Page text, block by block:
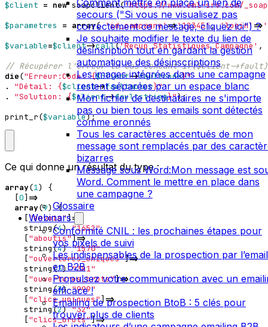
Comment mettre en place un lien de
secours ("Si vous ne visualisez pas
correctement ce message, cliquez ici") ?
Je souhaite modifier le texte du lien de
désinsription tout en gardant la gestion
automatique des désinscriptions
Les images intégrées dans une campagne
restent séparées par un espace blanc
Mon fichier de destinataires ne s'importe
pas ou bien tous les emails sont détectés
comme eronnés
Tous les caractères accentués de mon
message sont remplacés par des
bizarres
Message sous Word:Mon message est
Word. Comment le mettre en place dans
une campagne ?
Glossaire
Webinars
Conformité CNIL : les prochaines étapes pour
vos pixels de suivi
Les indispensables de la prospection par l’email
en B2B
Propulsez votre communication avec un
efficace !
Emailing de prospection BtoB : 5 clés pour
trouver plus de clients
$client = new soapclient('https://www.eml-srv.com/
$parametres
= array( 'id_campagne'=>'12345', 'login' =>
$variable=$client->call('Recup_Statistiques_Campagne' ,
die("Erreur:Code: {$client->faultcode}"
.
"Détail: {$client->faultactor}"
.
"Solution: {$client->faultstring}");
print_r($variable);
Ce qui donne un résultat du type :
array(1)
{
[0] =>
array(9)
{
["envois"]=>
string(4) "1652"
["aboutis"]=>
string(4) "1570"
["ouvertures_uniques"]=>
string(3) "381"
["ouvertures_bruts"]=>
string(3) "999"
["clics_uniques"] =>
string(2) "32"
["clics_bruts"]=>